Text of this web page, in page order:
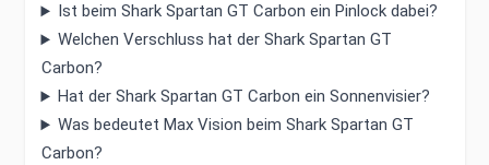
Ist beim Shark Spartan GT Carbon ein Pinlock dabei?
Welchen Verschluss hat der Shark Spartan GT
Carbon?
Hat der Shark Spartan GT Carbon ein Sonnenvisier?
Was bedeutet Max Vision beim Shark Spartan GT
Carbon?